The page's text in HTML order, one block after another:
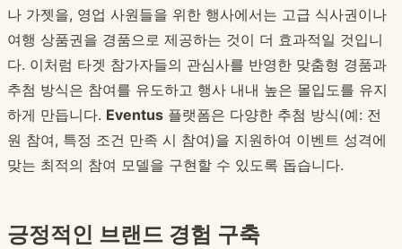
나 가젯을, 영업 사원들을 위한 행사에서는 고급 식사권이나
여행 상품권을 경품으로 제공하는 것이 더 효과적일 것입니
다. 이처럼 타겟 참가자들의 관심사를 반영한 맞춤형 경품과
추첨 방식은 참여를 유도하고 행사 내내 높은 몰입도를 유지
하게 만듭니다. Eventus 플랫폼은 다양한 추첨 방식(예: 전
원 참여, 특정 조건 만족 시 참여)을 지원하여 이벤트 성격에
맞는 최적의 참여 모델을 구현할 수 있도록 돕습니다.
긍정적인 브랜드 경험 구축